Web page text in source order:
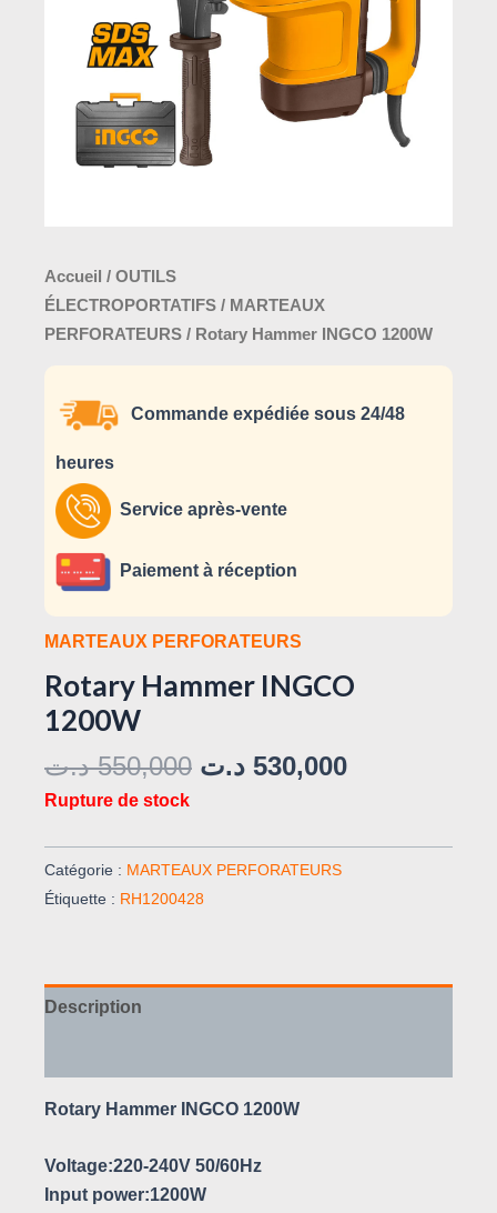
Accueil / OUTILS
ÉLECTROPORTATIFS / MARTEAUX
PERFORATEURS / Rotary Hammer INGCO 1200W
Commande expédiée sous 24/48
heures
Service après-vente
Paiement à réception
MARTEAUX PERFORATEURS
Rotary Hammer INGCO
1200W
550,000 د.ت 530,000 د.ت
Rupture de stock
Catégorie : MARTEAUX PERFORATEURS
Étiquette : RH1200428
Description
Rotary Hammer INGCO 1200W
Voltage:220-240V 50/60Hz
Input power:1200W